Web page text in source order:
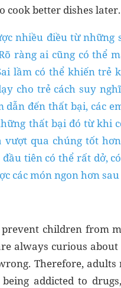
cook better dishes later.
nhiều điều từ những
ràng ai cũng có thể
lầm có thể khiến trẻ
cho trẻ cách suy
đến thất bại, các
thất bại đó từ khi
qua chúng tốt
tiên có thể rất dở,
các món ngon hơn sau
children from
always curious
Therefore,
addicted to